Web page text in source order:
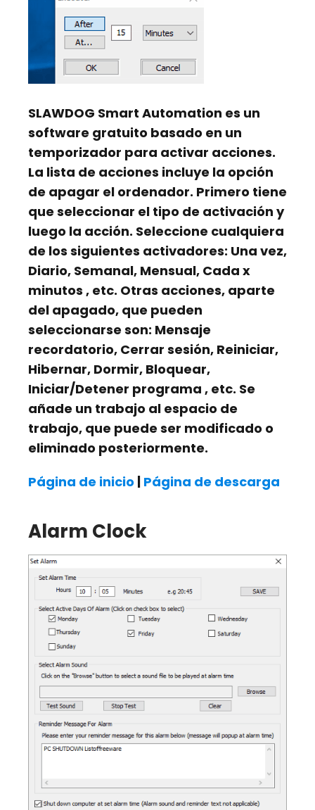
SLAWDOG Smart Automation es un
software gratuito basado en un
temporizador para activar acciones.
La lista de acciones incluye la opción
de apagar el ordenador. Primero tiene
que seleccionar el tipo de activación y
luego la acción. Seleccione cualquiera
de los siguientes activadores: Una vez,
Diario, Semanal, Mensual, Cada x
minutos , etc. Otras acciones, aparte
del apagado, que pueden
seleccionarse son: Mensaje
recordatorio, Cerrar sesión, Reiniciar,
Hibernar, Dormir, Bloquear,
Iniciar/Detener programa , etc. Se
añade un trabajo al espacio de
trabajo, que puede ser modificado o
eliminado posteriormente.
Página de inicio | Página de descarga
Alarm Clock